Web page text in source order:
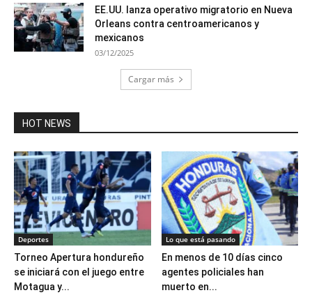
EE.UU. lanza operativo migratorio en Nueva
Orleans contra centroamericanos y
mexicanos
03/12/2025
Cargar más
HOT NEWS
Deportes
Torneo Apertura hondureño
se iniciará con el juego entre
Motagua y...
Lo que está pasando
En menos de 10 días cinco
agentes policiales han
muerto en...